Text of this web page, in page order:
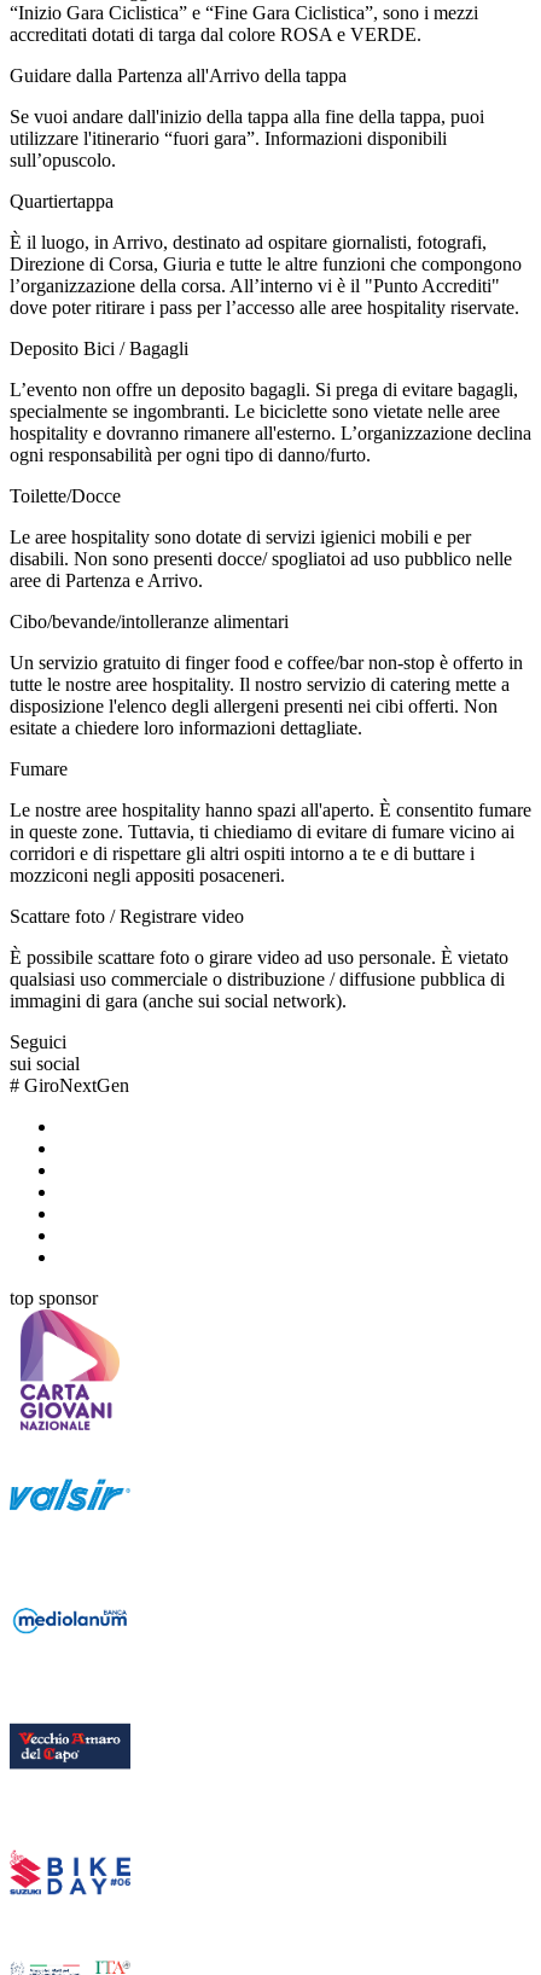
“Inizio Gara Ciclistica” e “Fine Gara Ciclistica”, sono i mezzi
accreditati dotati di targa dal colore ROSA e VERDE.
Guidare dalla Partenza all'Arrivo della tappa
Se vuoi andare dall'inizio della tappa alla fine della tappa, puoi
utilizzare l'itinerario “fuori gara”. Informazioni disponibili
sull’opuscolo.
Quartiertappa
È il luogo, in Arrivo, destinato ad ospitare giornalisti, fotografi,
Direzione di Corsa, Giuria e tutte le altre funzioni che compongono
l’organizzazione della corsa. All’interno vi è il "Punto Accrediti"
dove poter ritirare i pass per l’accesso alle aree hospitality riservate.
Deposito Bici / Bagagli
L’evento non offre un deposito bagagli. Si prega di evitare bagagli,
specialmente se ingombranti. Le biciclette sono vietate nelle aree
hospitality e dovranno rimanere all'esterno. L’organizzazione declina
ogni responsabilità per ogni tipo di danno/furto.
Toilette/Docce
Le aree hospitality sono dotate di servizi igienici mobili e per
disabili. Non sono presenti docce/ spogliatoi ad uso pubblico nelle
aree di Partenza e Arrivo.
Cibo/bevande/intolleranze alimentari
Un servizio gratuito di finger food e coffee/bar non-stop è offerto in
tutte le nostre aree hospitality. Il nostro servizio di catering mette a
disposizione l'elenco degli allergeni presenti nei cibi offerti. Non
esitate a chiedere loro informazioni dettagliate.
Fumare
Le nostre aree hospitality hanno spazi all'aperto. È consentito fumare
in queste zone. Tuttavia, ti chiediamo di evitare di fumare vicino ai
corridori e di rispettare gli altri ospiti intorno a te e di buttare i
mozziconi negli appositi posaceneri.
Scattare foto / Registrare video
È possibile scattare foto o girare video ad uso personale. È vietato
qualsiasi uso commerciale o distribuzione / diffusione pubblica di
immagini di gara (anche sui social network).
Seguici
sui social
# GiroNextGen
top sponsor